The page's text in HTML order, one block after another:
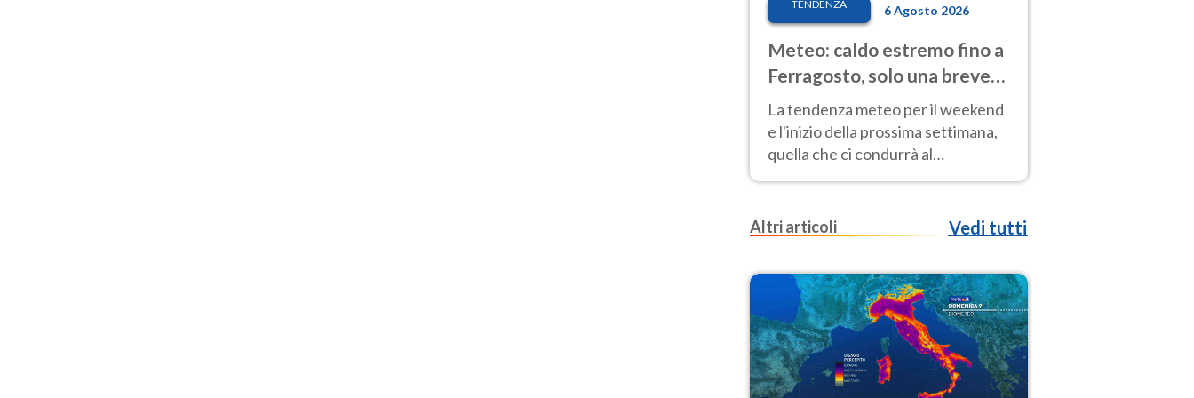
TENDENZA 6 Agosto 2026
Meteo: caldo estremo fino a
Ferragosto, solo una breve
pausa. Ecco dove
La tendenza meteo per il weekend
e l'inizio della prossima settimana,
quella che ci condurrà al
Ferragosto, vede ancora
Altri articoli
Vedi tutti